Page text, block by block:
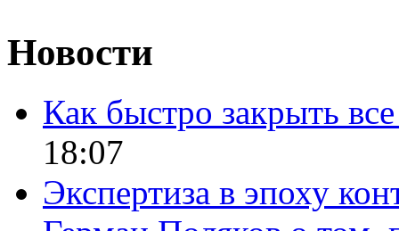
Новости
Как быстро закрыть
18:07
Экспертиза в эпоху